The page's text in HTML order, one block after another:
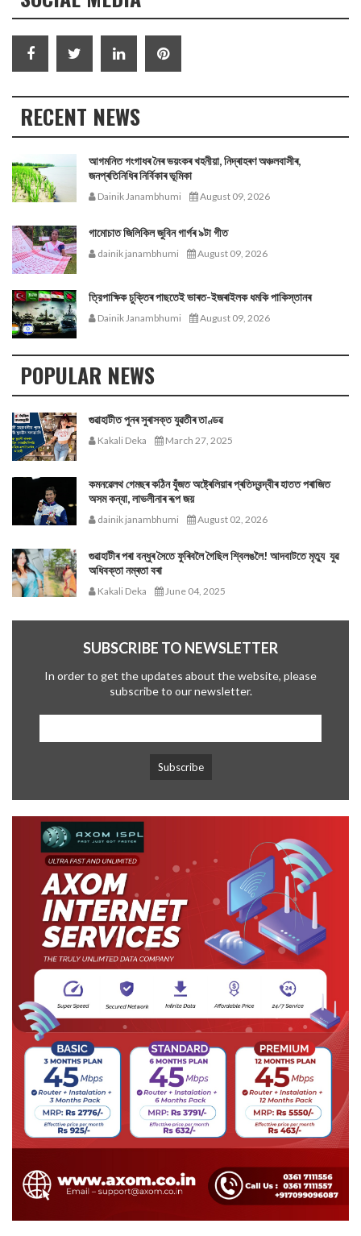
RECENT NEWS
আগমনিত গংগাধৰ নৈৰ ভয়ংকৰ খহনীয়া, নিদ্ৰাহৰণ অঞ্চলবাসীৰ,
জনপ্ৰতিনিধিৰ নিৰ্বিকাৰ ভূমিকা
Dainik Janambhumi August 09, 2026
গামোচাত জিলিকিল জুবিন গাৰ্গৰ ৯টা গীত
dainik janambhumi August 09, 2026
ত্রিপাক্ষিক চুক্তিৰ পাছতেই ভাৰত-ইজৰাইলক ধমকি পাকিস্তানৰ
Dainik Janambhumi August 09, 2026
POPULAR NEWS
গুৱাহাটীত পুনৰ সুৰাসক্ত যুৱতীৰ তাণ্ডৱ
Kakali Deka March 27, 2025
কমনৱেলথ গেমছৰ কঠিন যুঁজত অষ্ট্ৰেলিয়াৰ প্ৰতিদ্বন্দ্বীৰ হাতত পৰাজিত
অসম কন্যা, লাভলীনাৰ ৰূপ জয়
dainik janambhumi August 02, 2026
গুৱাহাটীৰ পৰা বন্ধুৰ সৈতে ফুৰিবলৈ গৈছিল শ্বিলঙলৈ! আদবাটতে মৃত্যু যুৱ
অধিবক্তা নম্ৰতা বৰা
Kakali Deka June 04, 2025
SUBSCRIBE TO NEWSLETTER
In order to get the updates about the website, please
subscribe to our newsletter.